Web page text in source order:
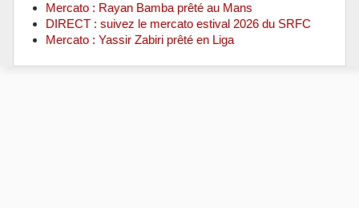
Mercato : Rayan Bamba prêté au Mans
DIRECT : suivez le mercato estival 2026 du SRFC
Mercato : Yassir Zabiri prêté en Liga